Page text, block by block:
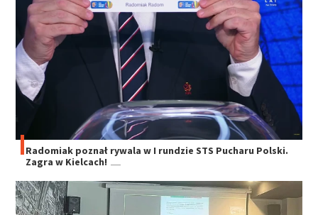
Radomiak poznał rywala w I rundzie STS Pucharu Polski.
Zagra w Kielcach!